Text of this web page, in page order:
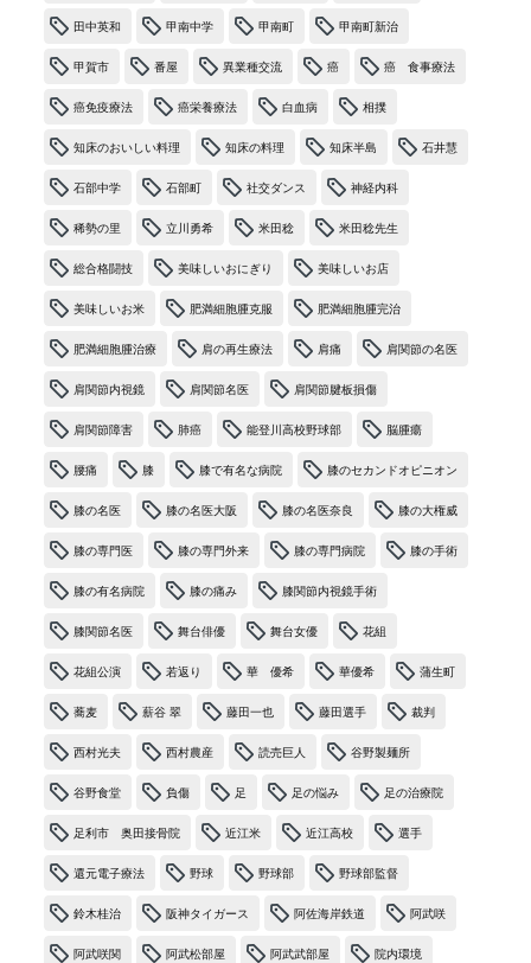
田中英和 甲南中学 甲南町 甲南町新治
甲賀市 番屋 異業種交流 癌 癌 食事療法
癌免疫療法 癌栄養療法 白血病 相撲
知床のおいしい料理 知床の料理 知床半島 石井慧
石部中学 石部町 社交ダンス 神経内科
稀勢の里 立川勇希 米田稔 米田稔先生
総合格闘技 美味しいおにぎり 美味しいお店
美味しいお米 肥満細胞腫克服 肥満細胞腫完治
肥満細胞腫治療 肩の再生療法 肩痛 肩関節の名医
肩関節内視鏡 肩関節名医 肩関節腱板損傷
肩関節障害 肺癌 能登川高校野球部 脳腫瘍
腰痛 膝 膝で有名な病院 膝のセカンドオピニオン
膝の名医 膝の名医大阪 膝の名医奈良 膝の大権威
膝の専門医 膝の専門外来 膝の専門病院 膝の手術
膝の有名病院 膝の痛み 膝関節内視鏡手術
膝関節名医 舞台俳優 舞台女優 花組
花組公演 若返り 華 優希 華優希 蒲生町
蕎麦 薪谷 翠 藤田一也 藤田選手 裁判
西村光夫 西村農産 読売巨人 谷野製麺所
谷野食堂 負傷 足 足の悩み 足の治療院
足利市 奥田接骨院 近江米 近江高校 選手
還元電子療法 野球 野球部 野球部監督
鈴木桂治 阪神タイガース 阿佐海岸鉄道 阿武咲
阿武咲関 阿武松部屋 阿武武部屋 院内環境